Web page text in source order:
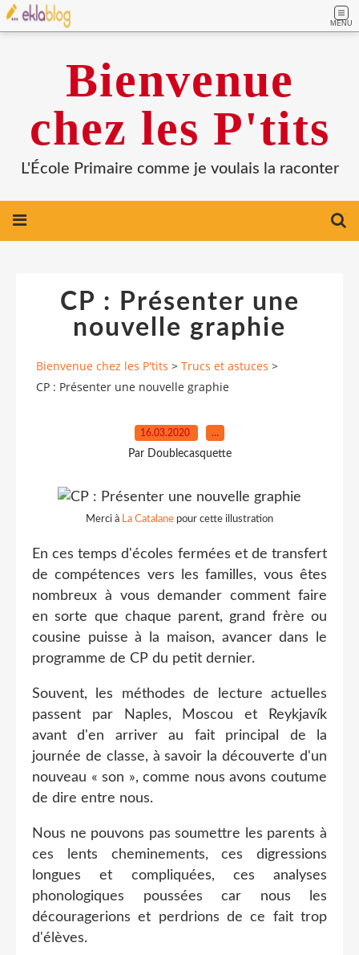
MENU
Bienvenue
chez les P'tits
L'École Primaire comme je voulais la raconter
CP : Présenter une
nouvelle graphie
Bienvenue chez les P'tits > Trucs et astuces >
CP : Présenter une nouvelle graphie
16.03.2020 …
Par Doublecasquette
Merci à La Catalane pour cette illustration
En ces temps d'écoles fermées et de transfert
de compétences vers les familles, vous êtes
nombreux à vous demander comment faire
en sorte que chaque parent, grand frère ou
cousine puisse à la maison, avancer dans le
programme de CP du petit dernier.
Souvent, les méthodes de lecture actuelles
passent par Naples, Moscou et Reykjavík
avant d'en arriver au fait principal de la
journée de classe, à savoir la découverte d'un
nouveau « son », comme nous avons coutume
de dire entre nous.
Nous ne pouvons pas soumettre les parents à
ces lents cheminements, ces digressions
longues et compliquées, ces analyses
phonologiques poussées car nous les
découragerions et perdrions de ce fait trop
d'élèves.